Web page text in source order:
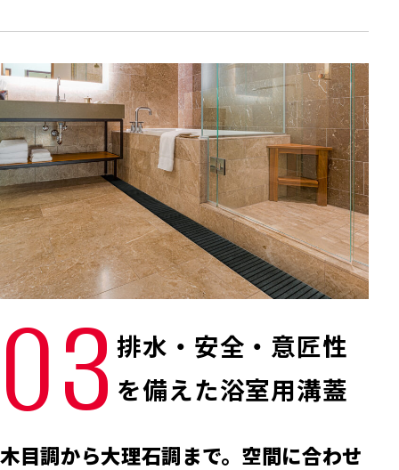
03排水・安全・意匠性
を備えた浴室用溝蓋
木目調から大理石調まで。空間に合わせ